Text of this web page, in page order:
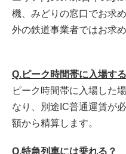
機、みどりの窓口でお求
外の鉄道事業者ではお求
Q.ピーク時間帯に入場す
ピーク時間帯に入場した場
なり、別途 IC普通運賃が
額から精算します。
Q.特急列車には乗れる？